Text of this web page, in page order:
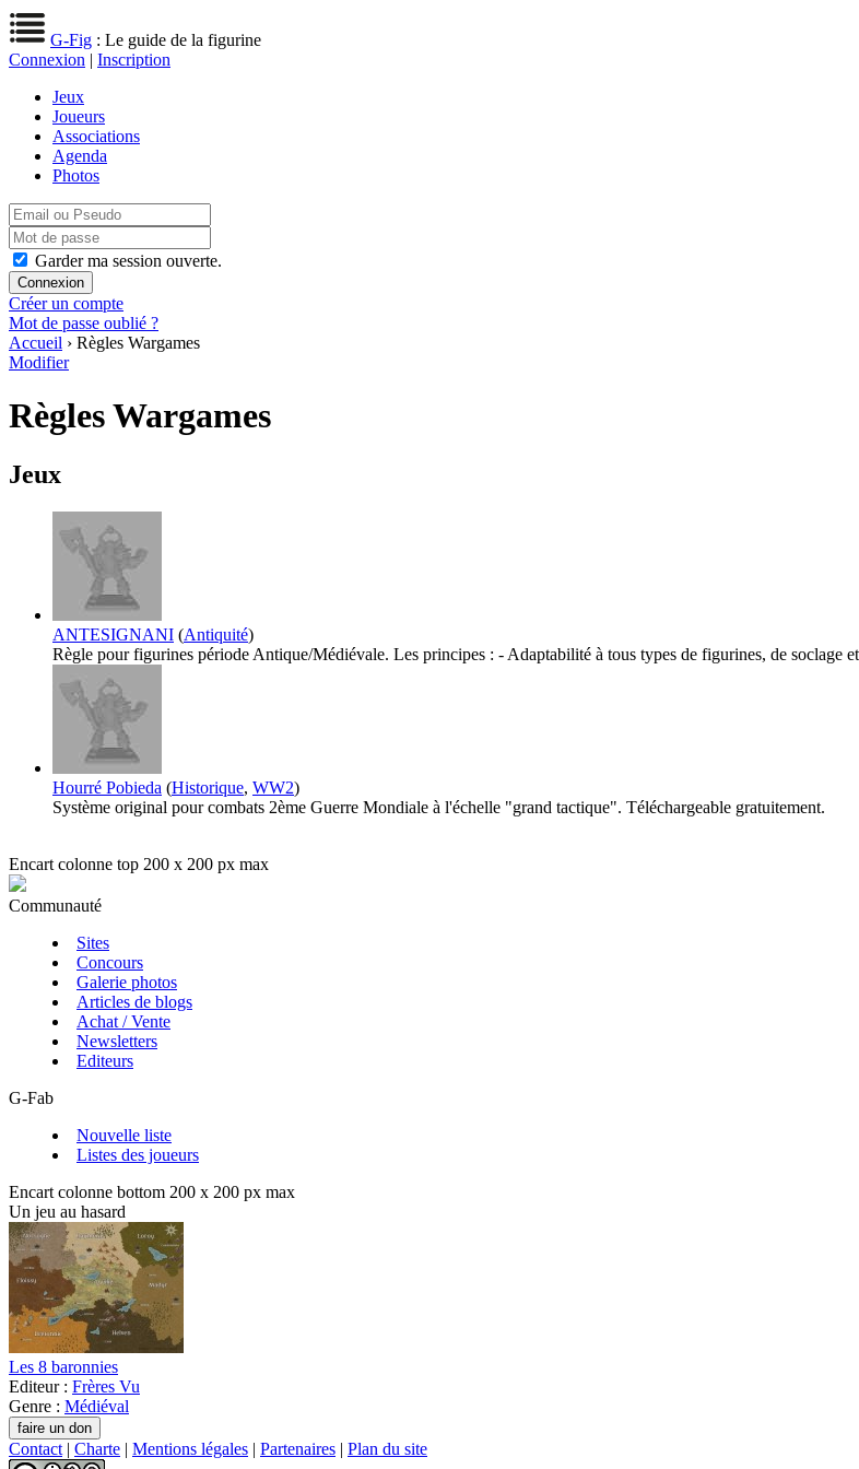
G-Fig : Le guide de la figurine
Connexion | Inscription
Jeux
Joueurs
Associations
Agenda
Photos
Garder ma session ouverte.
Créer un compte
Mot de passe oublié ?
Accueil › Règles Wargames
Modifier
Règles Wargames
Jeux
ANTESIGNANI (Antiquité)
Règle pour figurines période Antique/Médiévale. Les principes : - Adaptabilité à tous types de figurines, de soclage
Hourré Pobieda (Historique, WW2)
Système original pour combats 2ème Guerre Mondiale à l'échelle "grand tactique". Téléchargeable gratuitement.
Encart colonne top 200 x 200 px max
Communauté
Sites
Concours
Galerie photos
Articles de blogs
Achat / Vente
Newsletters
Editeurs
G-Fab
Nouvelle liste
Listes des joueurs
Encart colonne bottom 200 x 200 px max
Un jeu au hasard
Les 8 baronnies
Editeur : Frères Vu
Genre : Médiéval
Contact | Charte | Mentions légales | Partenaires | Plan du site